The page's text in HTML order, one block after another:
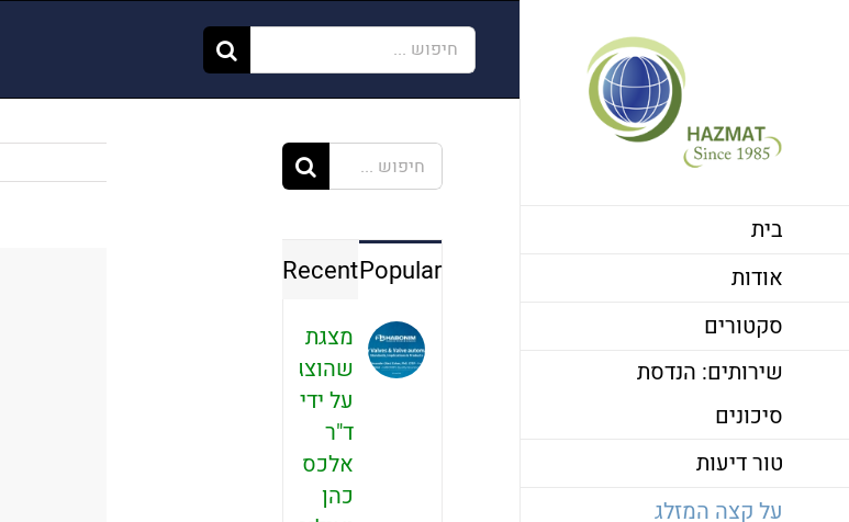
בית
אודות
סקטורים
שירותים: הנדסת
סיכונים
טור דיעות
על קצה המזלג
חיפוש...
חיפוש...
Popular
Recent
מצגת
שהוצגה
על ידי
ד"ר
אלכס
כהן